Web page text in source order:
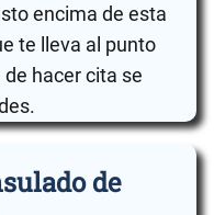
encima de esta
te lleva al punto
hacer cita se
de